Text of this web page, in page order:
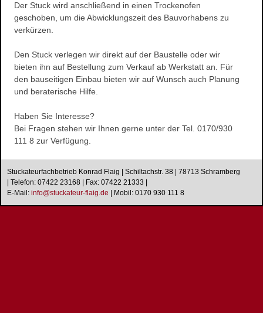
Farbgestaltung
Fließestrich
Wasserschaden- sanierung
Reinigungsarbeiten
Herstellung und Verkauf von Stuck
Stuckarbeiten
Dekorative Oberflächen
Produkte
Stuckgesims
Der Stuck wird anschließend in einen Trockenofen
geschoben, um die Abwicklungszeit des Bauvorhabens zu
verkürzen.
Den Stuck verlegen wir direkt auf der Baustelle oder wir
bieten ihn auf Bestellung zum Verkauf ab Werkstatt an. Für
den bauseitigen Einbau bieten wir auf Wunsch auch Planung
und beraterische Hilfe.
Haben Sie Interesse?
Bei Fragen stehen wir Ihnen gerne unter der Tel. 0170/930
111 8 zur Verfügung.
Stuckateurfachbetrieb Konrad Flaig | Schiltachstr. 38 | 78713 Schramberg
| Telefon: 07422 23168 | Fax: 07422 21333 |
E-Mail: info@stuckateur-flaig.de Mobil: 0170 930 111 8